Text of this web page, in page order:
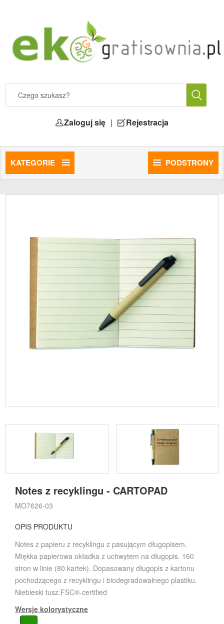
Zaloguj się | Rejestracja
KATEGORIE PODSTRONY
Notes z recyklingu - CARTOPAD
MO7626-03
OPIS PRODUKTU
Notes z papieru z recyklingu z pasującym długopisem.
Miękka papierowa okładka z uchwytem na długopis. 160
stron w linie (80 kartek). Dopasowany długopis z kartonu
pochodzącego z recyklingu i biodegradowalnego plastiku.
Niebieski tusz.FSC®-certified
Wersje kolorystyczne